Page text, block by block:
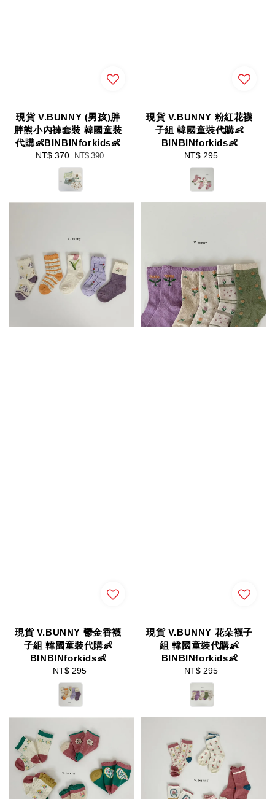
現貨 V.BUNNY (男孩)胖
胖熊小內褲套裝 韓國童裝
代購👶BINBINforkids👶
Sale
NT$ 370 Regular
price
NT$ 390
現貨 V.BUNNY 粉紅花襪
子組 韓國童裝代購👶
BINBINforkids👶
Regular
price
NT$ 295
現貨 V.BUNNY 鬱金香襪
子組 韓國童裝代購👶
BINBINforkids👶
Regular
price
NT$ 295
現貨 V.BUNNY 花朵襪子
組 韓國童裝代購👶
BINBINforkids👶
Regular
price
NT$ 295